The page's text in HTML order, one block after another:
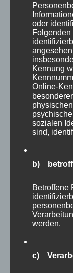
Wer von
Neumünster?
Wie hat es
Highlights?
oder
Folgenden
Kennung
Online-
sozialen
sind,
b)
Betroffene
werden.
c)